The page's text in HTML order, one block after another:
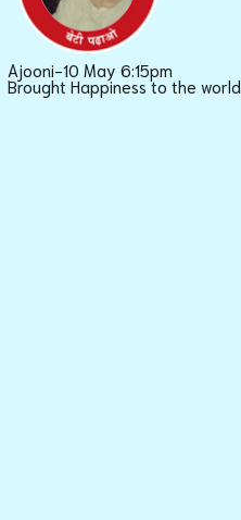
Ajooni-10 May 6:15pm
Brought Happiness to the world